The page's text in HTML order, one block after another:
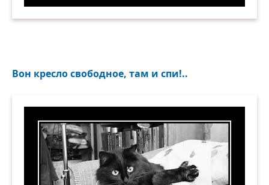
Вон кресло свободное, там и спи!..